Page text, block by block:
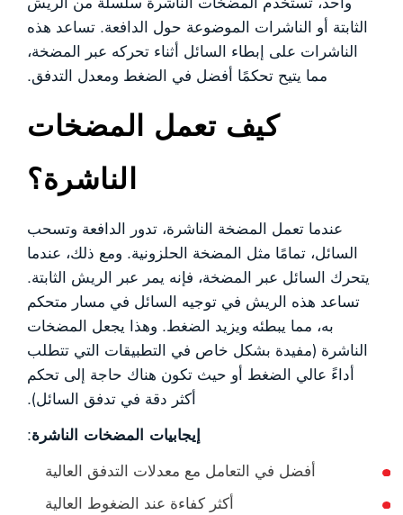
الثابتة أو الناشرات الموضوعة حول الدافعة. تساعد هذه
الناشرات على إبطاء السائل أثناء تحركه عبر المضخة،
مما يتيح تحكمًا أفضل في الضغط ومعدل التدفق.
كيف تعمل المضخات
الناشرة؟
عندما تعمل المضخة الناشرة، تدور الدافعة وتسحب
السائل، تمامًا مثل المضخة الحلزونية. ومع ذلك، عندما
يتحرك السائل عبر المضخة، فإنه يمر عبر الريش الثابتة.
تساعد هذه الريش في توجيه السائل في مسار متحكم
به، مما يبطئه ويزيد الضغط. وهذا يجعل المضخات
الناشرة (مفيدة بشكل خاص في التطبيقات التي تتطلب
أداءً عالي الضغط أو حيث تكون هناك حاجة إلى تحكم
أكثر دقة في تدفق السائل).
إيجابيات المضخات الناشرة:
أفضل في التعامل مع معدلات التدفق العالية
أكثر كفاءة عند الضغوط العالية